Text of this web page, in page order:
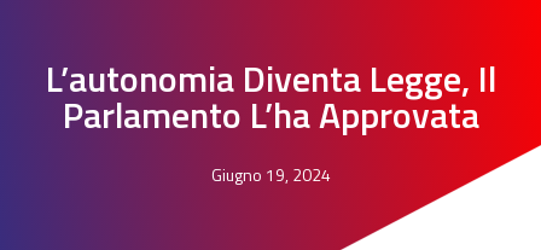
L’autonomia Diventa Legge, Il
Parlamento L’ha Approvata
Giugno 19, 2024